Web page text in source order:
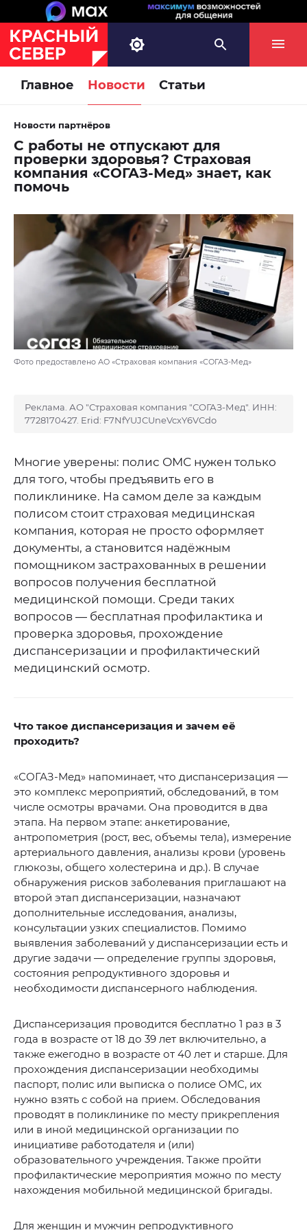
Главное Новости Статьи
Новости партнёров
С работы не отпускают для
проверки здоровья? Страховая
компания «СОГАЗ-Мед» знает, как
помочь
Фото предоставлено АО «Страховая компания «СОГАЗ-Мед»
Реклама. АО "Страховая компания "СОГАЗ-Мед". ИНН:
7728170427. Erid: F7NfYUJCUneVcxY6VCdo
Многие уверены: полис ОМС нужен только
для того, чтобы предъявить его в
поликлинике. На самом деле за каждым
полисом стоит страховая медицинская
компания, которая не просто оформляет
документы, а становится надёжным
помощником застрахованных в решении
вопросов получения бесплатной
медицинской помощи. Среди таких
вопросов — бесплатная профилактика и
проверка здоровья, прохождение
диспансеризации и профилактический
медицинский осмотр.
Что такое диспансеризация и зачем её
проходить?
«СОГАЗ-Мед» напоминает, что диспансеризация —
это комплекс мероприятий, обследований, в том
числе осмотры врачами. Она проводится в два
этапа. На первом этапе: анкетирование,
антропометрия (рост, вес, объемы тела), измерение
артериального давления, анализы крови (уровень
глюкозы, общего холестерина и др.). В случае
обнаружения рисков заболевания приглашают на
второй этап диспансеризации, назначают
дополнительные исследования, анализы,
консультации узких специалистов. Помимо
выявления заболеваний у диспансеризации есть и
другие задачи — определение группы здоровья,
состояния репродуктивного здоровья и
необходимости диспансерного наблюдения.
Диспансеризация проводится бесплатно 1 раз в 3
года в возрасте от 18 до 39 лет включительно, а
также ежегодно в возрасте от 40 лет и старше. Для
прохождения диспансеризации необходимы
паспорт, полис или выписка о полисе ОМС, их
нужно взять с собой на прием. Обследования
проводят в поликлинике по месту прикрепления
или в иной медицинской организации по
инициативе работодателя и (или)
образовательного учреждения. Также пройти
профилактические мероприятия можно по месту
нахождения мобильной медицинской бригады.
Для женщин и мужчин репродуктивного